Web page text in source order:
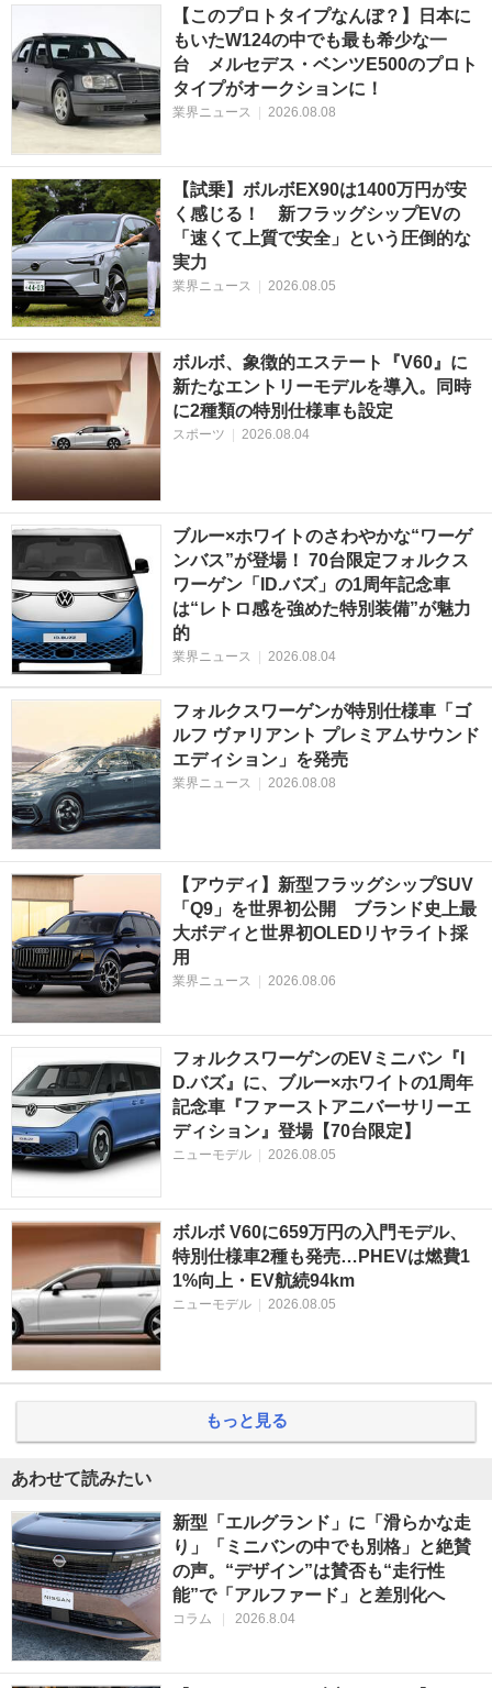
【このプロトタイプなんぼ？】日本に
もいたW124の中でも最も希少な一
台 メルセデス・ベンツE500のプロト
タイプがオークションに！
業界ニュース | 2026.08.08
【試乗】ボルボEX90は1400万円が安
く感じる！ 新フラッグシップEVの
「速くて上質で安全」という圧倒的な
実力
業界ニュース | 2026.08.05
ボルボ、象徴的エステート『V60』に
新たなエントリーモデルを導入。同時
に2種類の特別仕様車も設定
スポーツ 2026.08.04
ブルー×ホワイトのさわやかな“ワーゲ
ンバス”が登場！ 70台限定フォルクス
ワーゲン「ID.バズ」の1周年記念車
は“レトロ感を強めた特別装備”が魅力
的
業界ニュース 2026.08.04
フォルクスワーゲンが特別仕様車「ゴ
ルフ ヴァリアント プレミアムサウンド
エディション」を発売
業界ニュース 2026.08.08
【アウディ】新型フラッグシップSUV
「Q9」を世界初公開 ブランド史上最
大ボディと世界初OLEDリヤライト採
用
業界ニュース 2026.08.06
フォルクスワーゲンのEVミニバン『I
D.バズ』に、ブルー×ホワイトの1周年
記念車『ファーストアニバーサリーエ
ディション』登場【70台限定】
ニューモデル 2026.08.05
ボルボ V60に659万円の入門モデル、
特別仕様車2種も発売…PHEVは燃費1
1%向上・EV航続94km
ニューモデル 2026.08.05
もっと見る
あわせて読みたい
新型「エルグランド」に「滑らかな走
り」「ミニバンの中でも別格」と絶賛
の声。“デザイン”は賛否も“走行性
能”で「アルファード」と差別化へ
コラム 2026.8.04